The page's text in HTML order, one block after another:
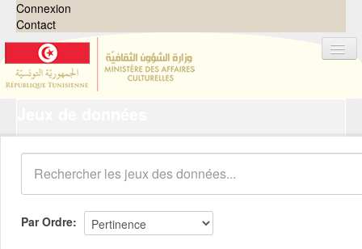
Connexion
Contact
Organisations
Groupes
Demandes 0
À propos
Par Ordre